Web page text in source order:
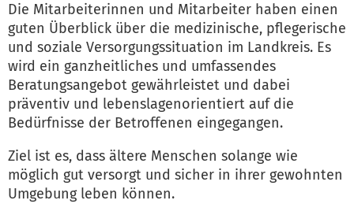
Die Mitarbeiterinnen und Mitarbeiter haben einen
guten Überblick über die medizinische, pflegerische
und soziale Versorgungssituation im Landkreis. Es
wird ein ganzheitliches und umfassendes
Beratungsangebot gewährleistet und dabei
präventiv und lebenslagenorientiert auf die
Bedürfnisse der Betroffenen eingegangen.
Ziel ist es, dass ältere Menschen solange wie
möglich gut versorgt und sicher in ihrer gewohnten
Umgebung leben können.